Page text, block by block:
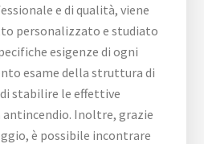
e di qualità, viene
personalizzato e studiato
esigenze di ogni
esame della struttura di
stabilire le effettive
antincendio. Inoltre, grazie
è possibile incontrare